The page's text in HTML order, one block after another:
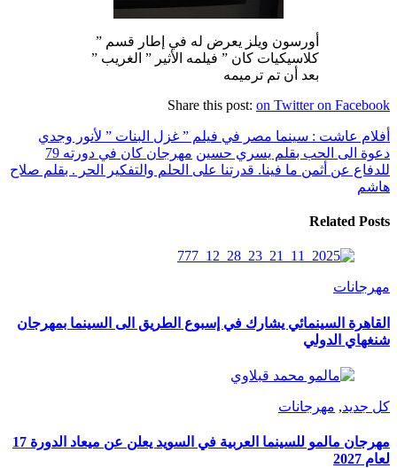
أورسون ويلز يعرض له في إطار قسم ”
كلاسيكيات كان ” فيلمه الأثير ” الغريب ”
بعد أن تم ترميمه
Share this post: on Twitter on Facebook
أفلام عاشت : سينما مصر في فيلم ” غزل البنات ” لأنور وجدي
دعوة الى الحب بقلم يسري حسين
مهرجان كان في دورته 79
للدفاع عن أثمن ما فينا. قدرتنا على الحلم والتفكير الحر . بقلم صلاح
هاشم
Related Posts
مهرجانات
القاهرة السينمائي يشارك في إسبوع الطريق الى السينما بمهرجان
شنغهاي الدولي
كل جديد, مهرجانات
مهرجان مالمو للسينما العربية في السويد يعلن عن ميعاد الدورة 17
لعام 2027